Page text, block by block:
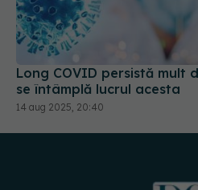
Long COVID persistă mult
se întâmplă lucrul acesta
14 aug 2025, 20:40